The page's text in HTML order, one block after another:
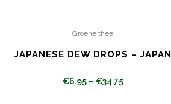
Groene thee
JAPANESE DEW DROPS – JAPAN
€6.95– €34.75